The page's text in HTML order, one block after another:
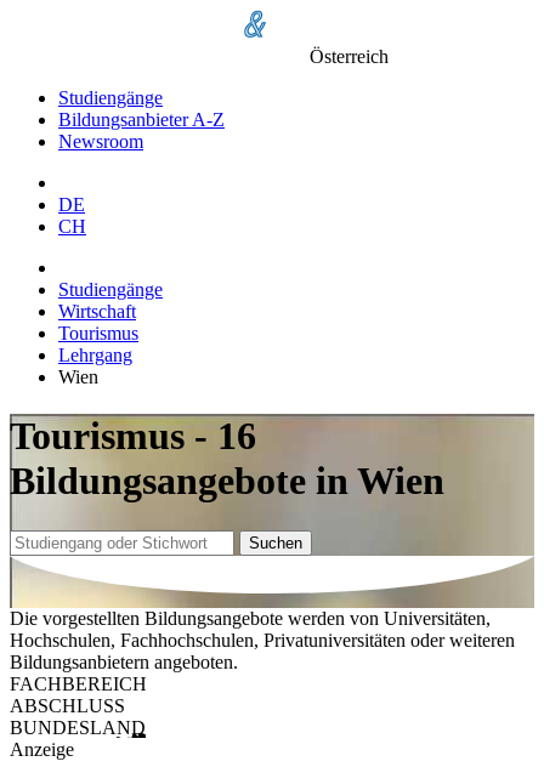
Österreich
Studiengänge
Bildungsanbieter A-Z
Newsroom
DE
CH
Studiengänge
Wirtschaft
Tourismus
Lehrgang
Wien
Tourismus - 16
Bildungsangebote in Wien
Suchen
Die vorgestellten Bildungsangebote werden von Universitäten,
Hochschulen, Fachhochschulen, Privatuniversitäten oder weiteren
Bildungsanbietern angeboten.
FACHBEREICH
ABSCHLUSS
BUNDESLAND
Anzeige